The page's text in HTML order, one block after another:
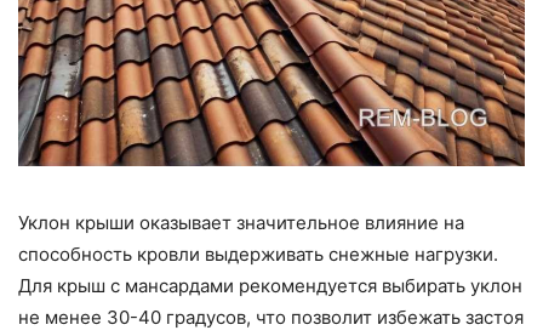
Уклон крыши оказывает значительное влияние на
способность кровли выдерживать снежные нагрузки.
Для крыш с мансардами рекомендуется выбирать уклон
не менее 30-40 градусов, что позволит избежать застоя